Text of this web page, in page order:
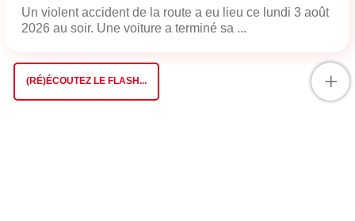
Un violent accident de la route a eu lieu ce lundi 3 août
2026 au soir. Une voiture a terminé sa ...
(RÉ)ÉCOUTEZ LE FLASH... +